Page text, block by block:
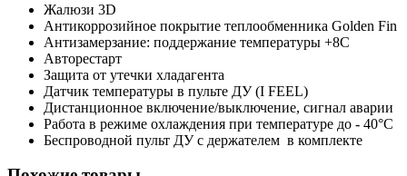
Жалюзи 3D
Антикоррозийное покрытие теплообменника Golden Fin
Антизамерзание: поддержание температуры +8С
Авторестарт
Защита от утечки хладагента
Датчик температуры в пульте ДУ (I FEEL)
Дистанционное включение/выключение, сигнал аварии
Работа в режиме охлаждения при температуре до - 40°C
Беспроводной пульт ДУ с держателем в комплекте